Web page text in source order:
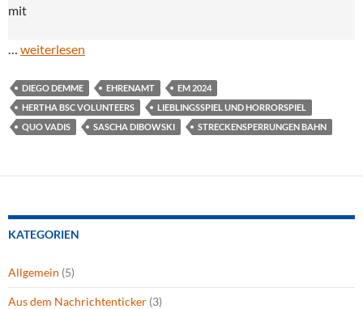
mit
… weiterlesen
DIEGO DEMME EHRENAMT
EM 2024
HERTHA BSC VOLUNTEERS
LIEBLINGSSPIEL UND HORRORSPIEL
QUO VADIS
SASCHA DIBOWSKI STRECKENSPERRUNGEN BAHN
KATEGORIEN
Allgemein (5)
Aus dem Nachrichtenticker (3)